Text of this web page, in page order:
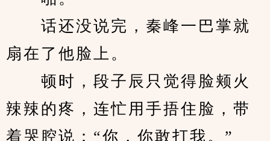
话还没说完，秦峰一巴掌就
扇在了他脸上。
顿时，段子辰只觉得脸颊火
辣辣的疼，连忙用手捂住脸，带
着哭腔说：“你，你敢打我。”